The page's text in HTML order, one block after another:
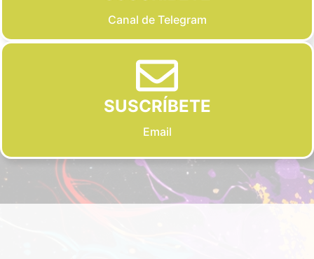
Canal de Telegram
SUSCRÍBETE
Email